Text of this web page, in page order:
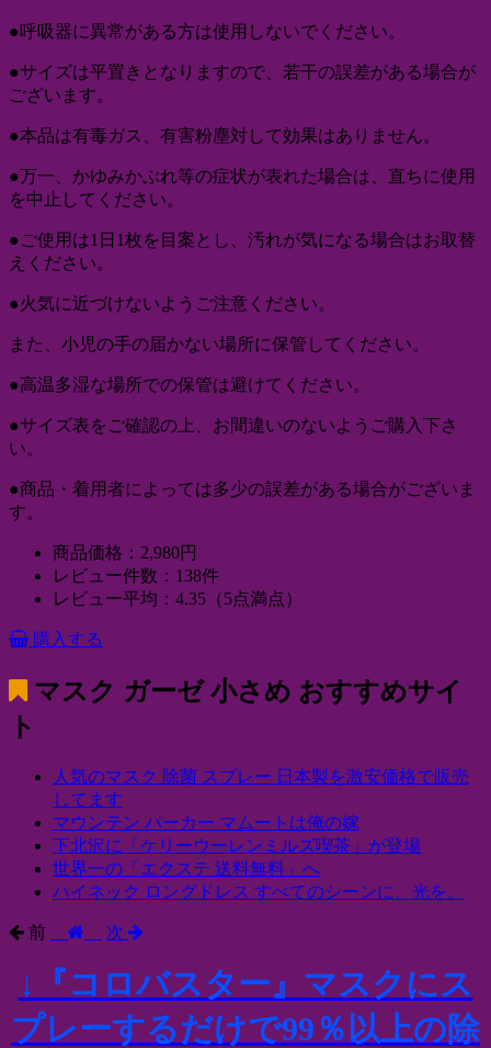
●呼吸器に異常がある方は使用しないでください。
●サイズは平置きとなりますので、若干の誤差がある場合が
ございます。
●本品は有毒ガス、有害粉塵対して効果はありません。
●万一、かゆみかぶれ等の症状が表れた場合は、直ちに使用
を中止してください。
●ご使用は1日1枚を目案とし、汚れが気になる場合はお取替
えください。
●火気に近づけないようご注意ください。
また、小児の手の届かない場所に保管してください。
●高温多湿な場所での保管は避けてください。
●サイズ表をご確認の上、お間違いのないようご購入下さ
い。
●商品・着用者によっては多少の誤差がある場合がございま
す。
商品価格：2,980円
レビュー件数：138件
レビュー平均：4.35（5点満点）
購入する
マスク ガーゼ 小さめ おすすめサイ
ト
人気のマスク 除菌 スプレー 日本製を激安価格で販売
してます
マウンテン パーカー マムートは俺の嫁
下北沢に「ケリーウーレンミルズ喫茶」が登場
世界一の「エクステ 送料無料」へ
ハイネック ロングドレス すべてのシーンに、光を。
前 次
↓『コロバスター』マスクにス
プレーするだけで99％以上の除